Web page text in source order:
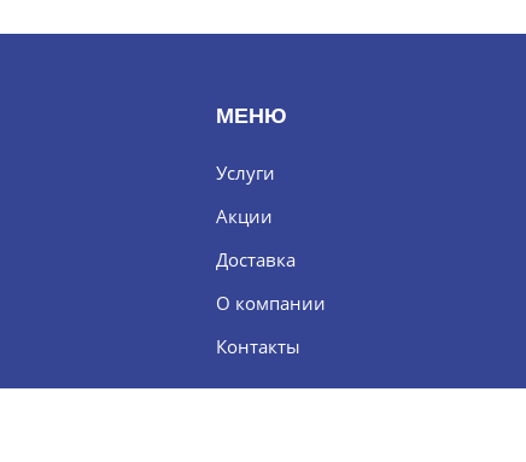
МЕНЮ
Услуги
Акции
Доставка
О компании
Контакты